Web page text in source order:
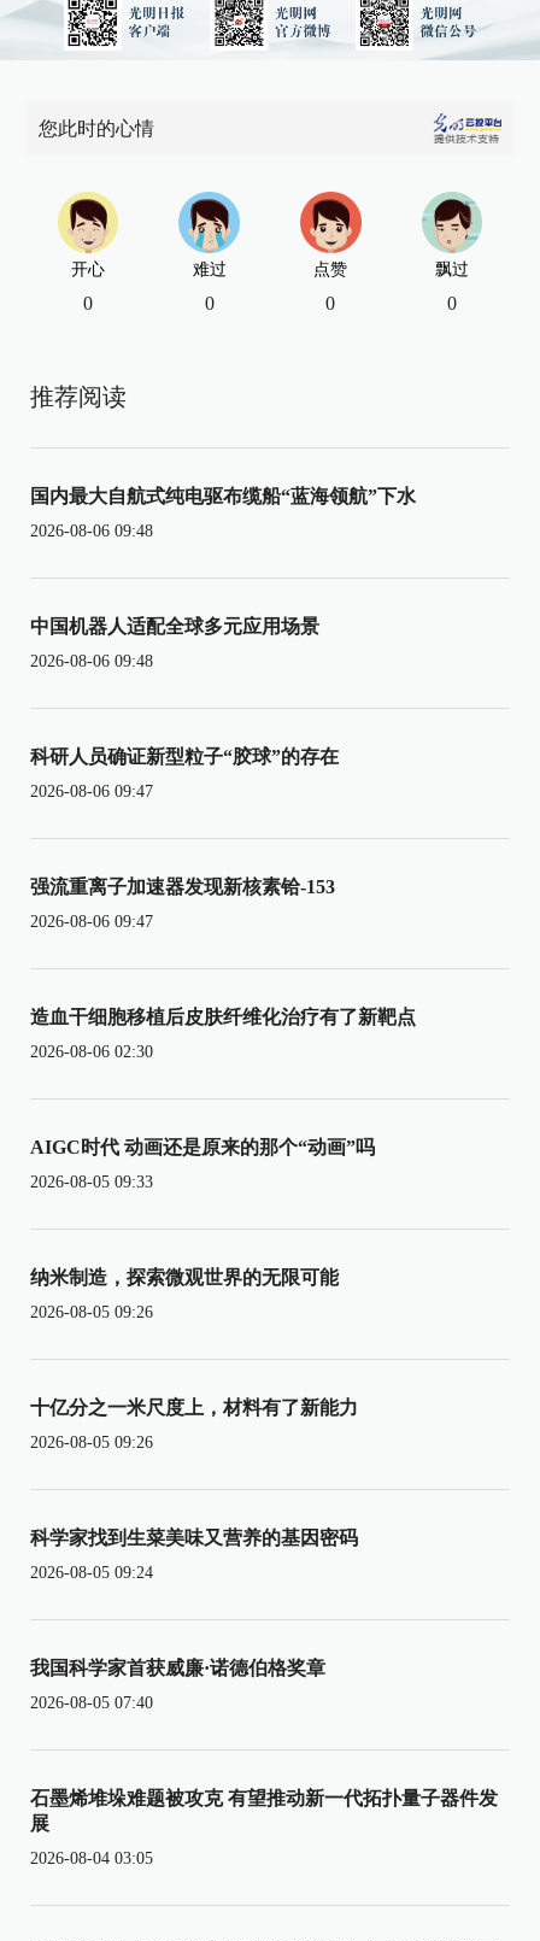
您此时的心情
开心
0
难过
0
点赞
0
飘过
0
推荐阅读
国内最大自航式纯电驱布缆船“蓝海领航”下水
2026-08-06 09:48
中国机器人适配全球多元应用场景
2026-08-06 09:48
科研人员确证新型粒子“胶球”的存在
2026-08-06 09:47
强流重离子加速器发现新核素铪-153
2026-08-06 09:47
造血干细胞移植后皮肤纤维化治疗有了新靶点
2026-08-06 02:30
AIGC时代 动画还是原来的那个“动画”吗
2026-08-05 09:33
纳米制造，探索微观世界的无限可能
2026-08-05 09:26
十亿分之一米尺度上，材料有了新能力
2026-08-05 09:26
科学家找到生菜美味又营养的基因密码
2026-08-05 09:24
我国科学家首获威廉·诺德伯格奖章
2026-08-05 07:40
石墨烯堆垛难题被攻克 有望推动新一代拓扑量子器件发
展
2026-08-04 03:05